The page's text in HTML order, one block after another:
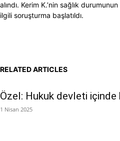
alındı. Kerim K.’nin sağlık
ilgili soruşturma başlatıldı.
RELATED ARTICLES
Özel: Hukuk devleti
1 Nisan 2025